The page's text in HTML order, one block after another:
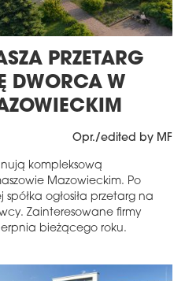
PRZETARG
DWORCA W
Opr./edited by MF
kompleksową
Mazowieckim. Po
ogłosiła przetarg na
Zainteresowane firmy
bieżącego roku.